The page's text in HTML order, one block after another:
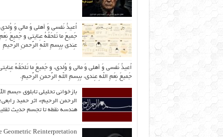
اُعیذُ نَفسی وَ أهلی وَ مالی وَ
جَمیعَ ما تَلحَقُهُ عِنایتی و جَمیعَ نِعَمِ
عِندی بِبِسمِ اللّهِ الرَّحمنِ الرَّحیمِ
اُعیذُ نَفسی وَ أهلی وَ مالی وَ وُلدی، و جَمیعَ ما تَلحَقُهُ
جَمیعَ نِعَمِ اللّهِ عِندی، بِبِسمِ اللّهِ الرَّحمنِ الرَّحیمِ.
بازخوانی تحلیلی تابلوی «بسم
الرحمن الرحیم» اثر حمید رابعی؛
هندسه نقطه تا تجسم حدیث
Geometric Reinterpretation